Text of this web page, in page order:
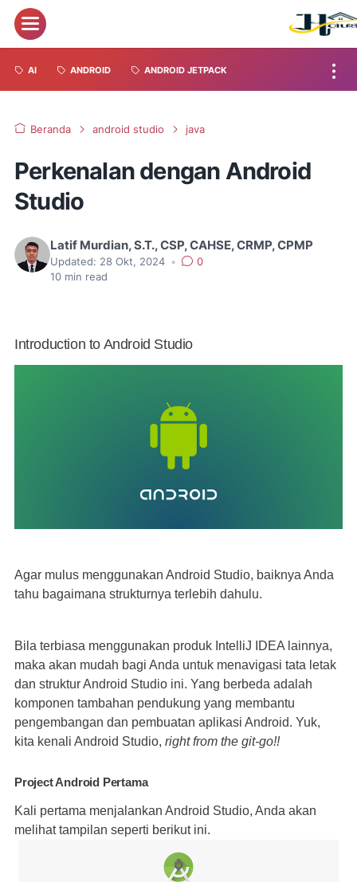
AI ANDROID ANDROID JETPACK
Beranda android studio java
Perkenalan dengan Android
Studio
Latif Murdian, S.T., CSP, CAHSE, CRMP, CPMP
Updated: 28 Okt, 2024 •
0
10 min read
Introduction to Android Studio
Agar mulus menggunakan Android Studio, baiknya Anda
tahu bagaimana strukturnya terlebih dahulu.
Bila terbiasa menggunakan produk IntelliJ IDEA lainnya,
maka akan mudah bagi Anda untuk menavigasi tata letak
dan struktur Android Studio ini. Yang berbeda adalah
komponen tambahan pendukung yang membantu
pengembangan dan pembuatan aplikasi Android. Yuk,
kita kenali Android Studio, rightfrom the git-go!!
Project Android Pertama
Kali pertama menjalankan Android Studio, Anda akan
melihat tampilan seperti berikut ini.